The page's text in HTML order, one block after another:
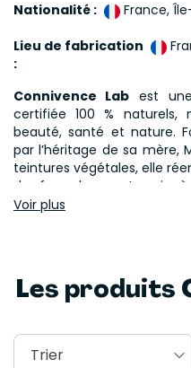
Nationalité :
France,
Lieu de fabrication
:
Connivence Lab est
certifiée 100 %
beauté, santé et nature.
par l’héritage de sa mère,
teintures végétales, elle
des formules courtes,
produits Connivence
garantir pureté, traçabilité
l’efficacité, de la
des soins nourrissants
Voir plus
Les produits
Trier